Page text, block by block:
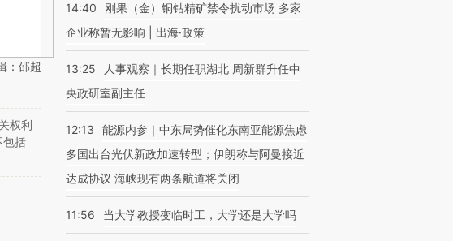
：邵超
权利
包括
14:40
刚果（金）铜钴精矿禁令扰动市场 多家
企业称暂无影响 | 出海·政策
13:25
人事观察｜长期任职湖北 周新群升任中
央政研室副主任
12:13
能源内参｜中东局势催化东南亚能源焦虑
多国出台光伏新政加速转型；伊朗称与阿曼接近
达成协议 海峡现有两条航道将关闭
11:56 当大学教授变临时工，大学还是大学吗